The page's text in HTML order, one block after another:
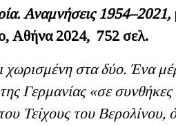
Αναμνήσεις 1954–2021,
Αθήνα 2024, 752 σελ.
χωρισμένη στα δύο. Ένα
Γερμανίας «σε συνθήκες
Τείχους του Βερολίνου,